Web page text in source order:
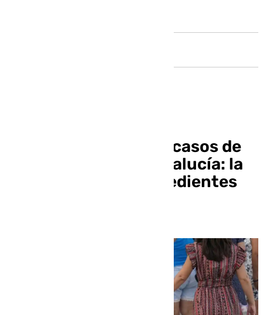
Málaga encabeza los casos de
acoso escolar en Andalucía: la
Fiscalía abrió 62 expedientes